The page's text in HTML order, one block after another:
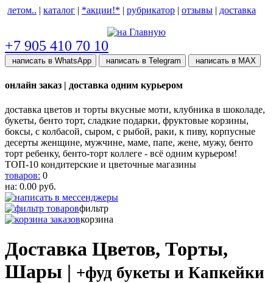
летом.. | каталог | *акции!* | рубрикатор | отзывы | доставка
+7 905 410 70 10
написать в WhatsApp написать в Telegram написать в МАХ
онлайн заказ | доставка одним курьером
доставка цветов и торты вкусные моти, клубника в шоколаде,
букеты, бенто торт, сладкие подарки, фруктовые корзины,
боксы, с колбасой, сыром, с рыбой, раки, к пиву, корпусные
десерты женщине, мужчине, маме, папе, жене, мужу, бенто
торт ребенку, бенто-торт коллеге - всё одним курьером!
ТОП-10 кондитерские и цветочные магазины
товаров: 0
на: 0.00 руб.
фильтр
корзина
Доставка Цветов, Торты,
Шары | +фуд букеты и Капкейки